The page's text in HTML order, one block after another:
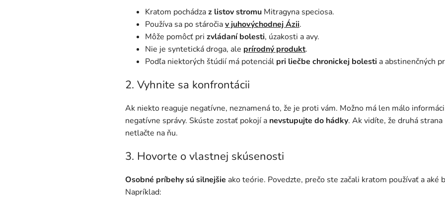
Kratom pochádzaz listov stromu Mitragyna speciosa.
Používa sa po stáročiav juhovýchodnej Ázii.
Môže pomôcť pri zvládaní bolesti, úzakosti a avy.
Nie je syntetická droga, ale prírodný produkt.
Podľa niektorých štúdií má potenciál pri liečbe chronickej bolesti a abstinenčných
2. Vyhnite sa konfrontácii
Ak niekto reaguje negatívne, neznamená to, že je proti vám. Možno má len málo
negatívne správy. Skúste zostať pokojí a nevstupujte do hádky. Ak vidíte, že druhá
netlačte na ňu.
3. Hovorte o vlastnej skúsenosti
Osobné príbehy sú silnejšie ako teórie. Povedzte, prečo ste začali kratom používať a aké
Napríklad: